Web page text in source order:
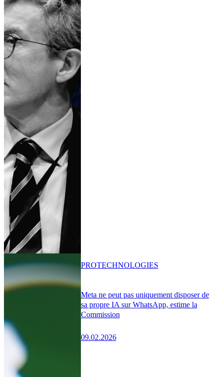
Meta ne peut pas uniquement disposer de
sa propre IA sur WhatsApp, estime la
Commission
09.02.2026
PROTECHNOLOGIES